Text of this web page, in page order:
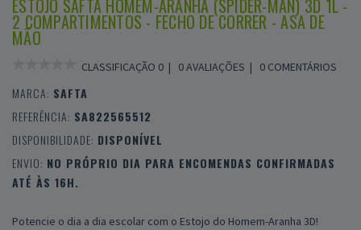
ESTOJO SAFTA HOMEM-ARANHA (SPIDER-MAN) 3D 1L -
2 COMPARTIMENTOS - FECHO DE CORRER - ASA DE
MÃO
CLASSIFICAÇÃO 0 | 0 AVALIAÇÕES | 0 COMENTÁRIOS
MARCA: SAFTA
REFERÊNCIA: SA822565512
DISPONIBILIDADE: DISPONÍVEL
ENVIO: NO PRÓPRIO DIA PARA ENCOMENDAS CONFIRMADAS
ATÉ ÀS 16H.
Potencie o dia a dia escolar com o Estojo do Homem-Aranha 3D!